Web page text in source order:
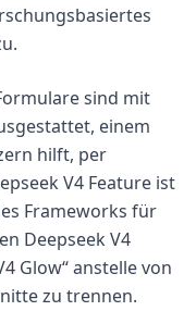
sind mit
einem
hilft, per
V4 Feature ist
Frameworks für
Deepseek V4
Glow“ anstelle von
zu trennen.